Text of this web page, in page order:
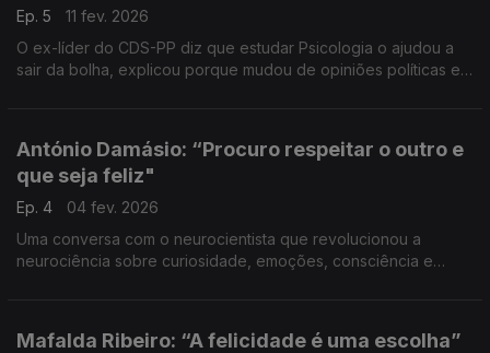
Ep. 5
11 fev. 2026
O ex-líder do CDS-PP diz que estudar Psicologia o ajudou a
sair da bolha, explicou porque mudou de opiniões políticas em
António Damásio: “Procuro respeitar o outro e
que seja feliz"
Ep. 4
04 fev. 2026
Uma conversa com o neurocientista que revolucionou a
neurociência sobre curiosidade, emoções, consciência e
Mafalda Ribeiro: “A felicidade é uma escolha”